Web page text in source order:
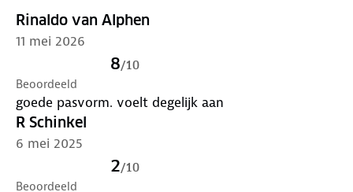
Rinaldo van Alphen
11 mei 2026
8/10
Beoordeeld
goede pasvorm. voelt degelijk aan
R Schinkel
6 mei 2025
2/10
Beoordeeld